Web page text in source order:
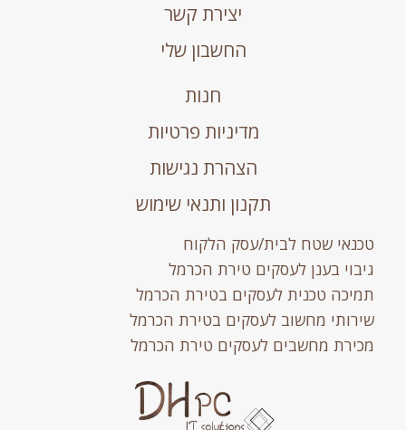
יצירת קשר
החשבון שלי
חנות
מדיניות פרטיות
הצהרת נגישות
תקנון ותנאי שימוש
טכנאי שטח לבית/עסק הלקוח
גיבוי בענן לעסקים טירת הכרמל
תמיכה טכנית לעסקים בטירת הכרמל
שירותי מחשוב לעסקים בטירת הכרמל
מכירת מחשבים לעסקים טירת הכרמל